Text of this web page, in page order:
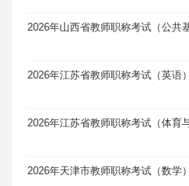
2026年山西省教师职称考试（公共
2026年江苏省教师职称考试（英语
2026年天津市教师职称考试（数学